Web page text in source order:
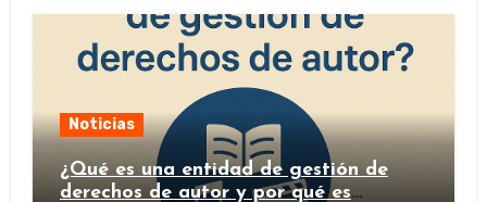
Noticias
¿Qué es una entidad de gestión de
derechos de autor y por qué es